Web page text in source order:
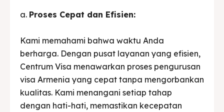
a. Proses Cepat dan Efisien:
Kami memahami bahwa waktu Anda
berharga. Dengan pusat layanan yang efisien,
Centrum Visa menawarkan proses pengurusan
visa Armenia yang cepat tanpa mengorbankan
kualitas. Kami menangani setiap tahap
dengan hati-hati, memastikan kecepatan